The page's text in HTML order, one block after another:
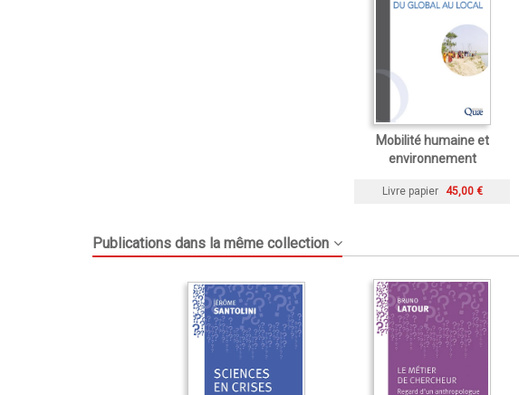
Mobilité humaine et
environnement
Livre papier 45,00 €
Publications dans la même collection